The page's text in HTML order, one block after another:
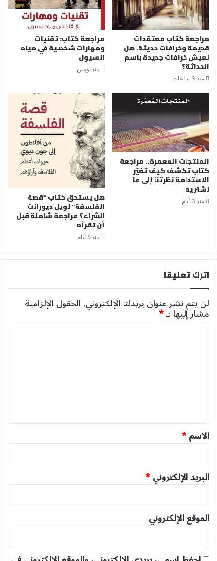
مراجعة كتاب معتقدات
قديمة وخرافات حديثة: هل
نعيش خرافات جديدة باسم
الحداثة؟
منذ 3 ساعات
مراجعة كتاب: تقنيات
ومهارات شخصية في مياه
السيول
منذ يومين
المنتجات المعمرة.. مراجعة
كتاب تكشف كيف تغيّر
الاستدامة نظرتنا إلى ما
نشتريه
منذ 3 أيام هل يستحق كتاب “قصة
الفلسفة” لويل ديورانت
الشراء؟ مراجعة شاملة قبل
أن تقرأه
منذ 5 أيام
اترك تعليقاً
لن يتم نشر عنوان بريدك الإلكتروني.الحقول الإلزامية
مشار إليها بـ*
*
الاسم*
البريد الإلكتروني*
الموقع الإلكتروني